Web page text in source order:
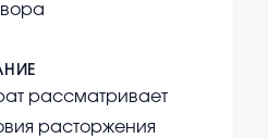
рассматривает
расторжения